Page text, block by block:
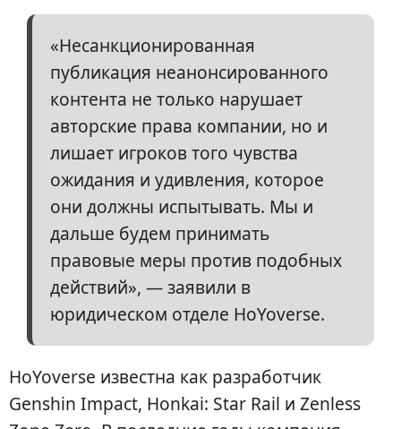
«Несанкционированная
публикация неанонсированного
контента не только нарушает
авторские права компании, но и
лишает игроков того чувства
ожидания и удивления, которое
они должны испытывать. Мы и
дальше будем принимать
правовые меры против подобных
действий», — заявили в
юридическом отделе HoYoverse.
HoYoverse известна как разработчик
Genshin Impact, Honkai: Star Rail и Zenless